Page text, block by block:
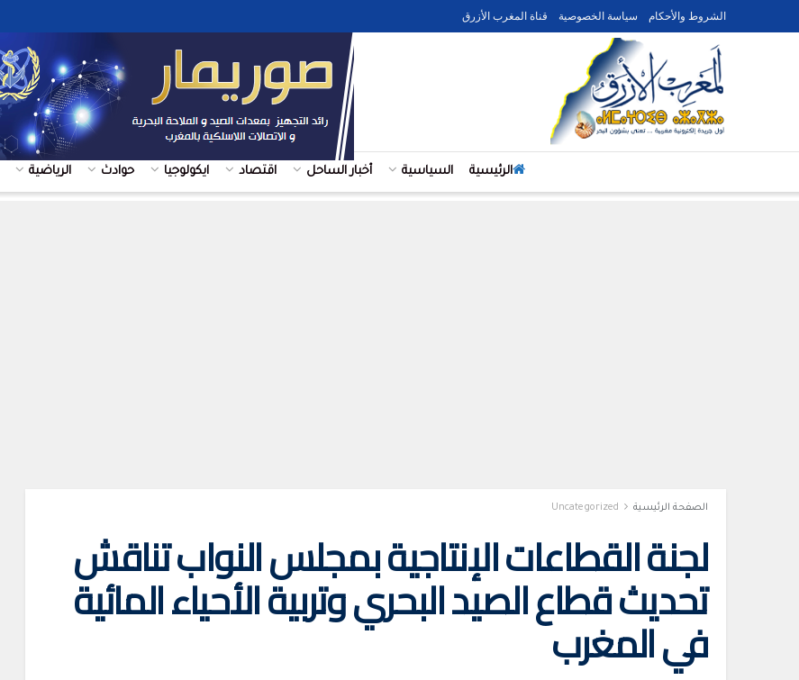
الشروط والأحكام سياسة الخصوصية قناة المغرب الأزرق
الرئيسية السياسية أخبار الساحل اقتصاد ايكولوجيا حوادث الرياضية
الصفحة الرئيسية Uncategorized
لجنة القطاعات الإنتاجية بمجلس النواب تناقش
تحديث قطاع الصيد البحري وتربية الأحياء المائية
في المغرب